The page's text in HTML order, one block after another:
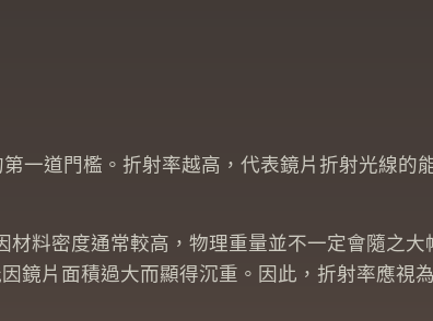
一道門檻。折射率越高，代表鏡片折射光線的
料密度通常較高，物理重量並不一定會隨之
鏡片面積過大而顯得沉重。因此，折射率應視